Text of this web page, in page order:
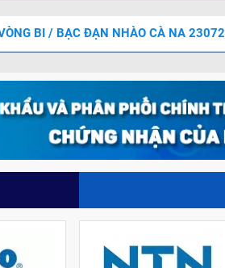
BI / BẠC ĐẠN NHÀO CÀ NA 23072